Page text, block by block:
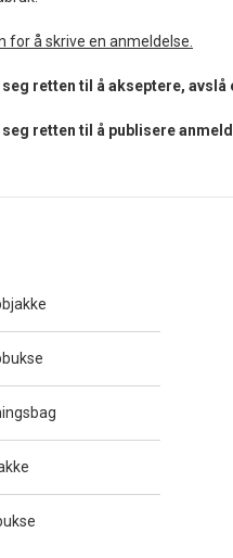
for å skrive en anmeldelse.
retten til å akseptere,
retten til å publisere